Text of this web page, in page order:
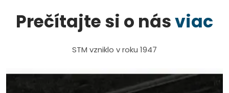
Prečítajte si o násviac
STM vzniklo v roku 1947